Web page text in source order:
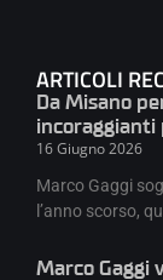
ARTICOLI
Da Misano
incoraggianti
16 Giugno 2026
Marco Gaggi
l’anno scorso,
Marco Gaggi